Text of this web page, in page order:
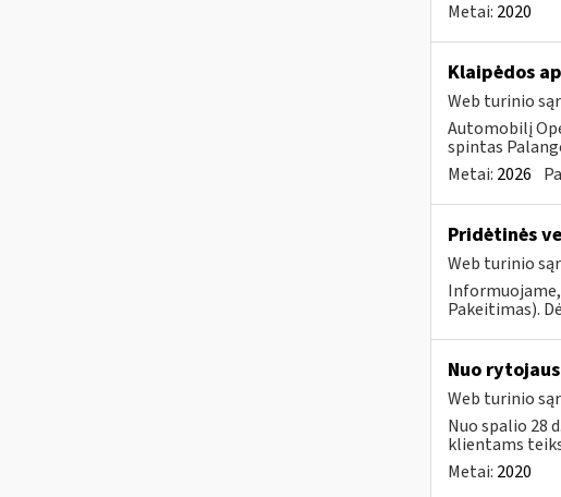
Metai: 2020
Klaipėdos
Web turinio
Automobilį
spintas
Metai: 2026
Pridėtinės
Web turinio
Pakeitimas).
Nuo rytojaus
Web turinio
Nuo spalio 28
klientams
Metai: 2020